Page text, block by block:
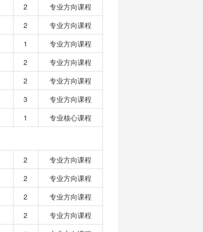
2
专业方向课程
2
专业方向课程
1
专业方向课程
2
专业方向课程
2
专业方向课程
3
专业方向课程
1 专业核心课程
2
专业方向课程
2
专业方向课程
2
专业方向课程
2
专业方向课程